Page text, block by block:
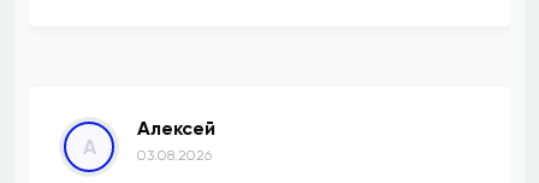
А
Алексей
03.08.2026